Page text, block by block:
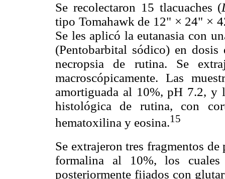
Se recolectaron 15 tlacuaches (
tipo Tomahawk de 12" × 24" ×
Se les aplicó la eutanasia con
(Pentobarbital sódico) en
necropsia de rutina. Se
macroscópicamente. Las
amortiguada al 10%, pH 7.2, y
histológica de rutina, con
hematoxilina y eosina.15
Se extrajeron tres fragmentos
formalina al 10%, los cuales
posteriormente fijados con